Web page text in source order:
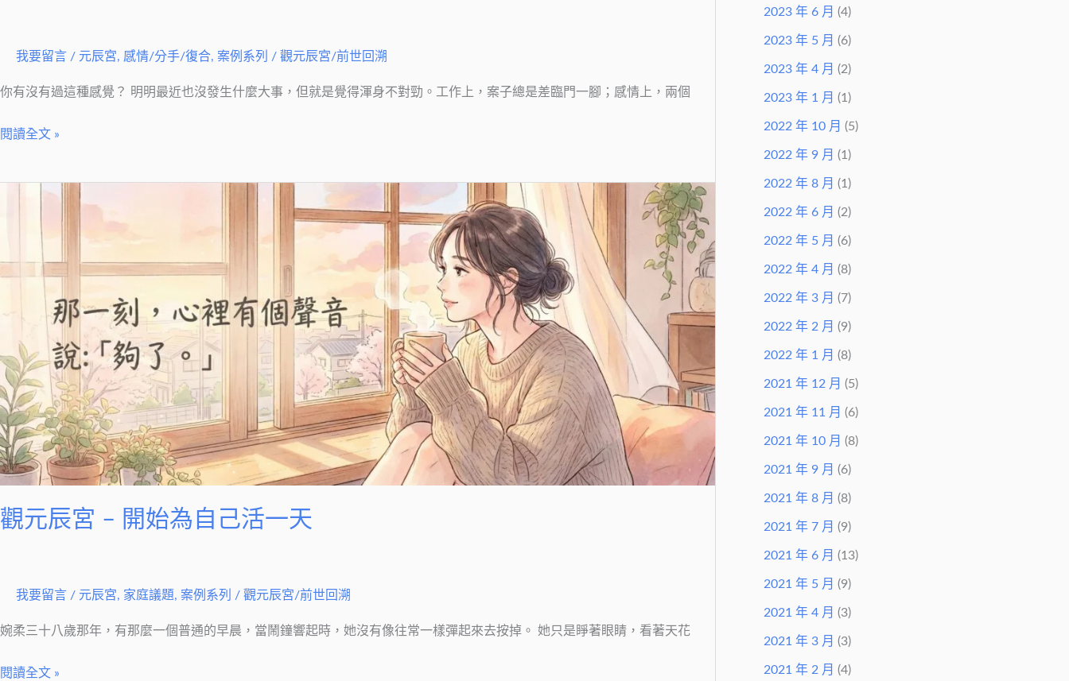
我要留言 / 元辰宮, 感情/分手/復合, 案例系列 / 觀元辰宮/前世回溯
你有沒有過這種感覺？ 明明最近也沒發生什麼大事，但就是覺得渾身不對勁。工作上，案子總是差臨門一腳；感情上，兩個
閱讀全文 »
觀元辰宮 – 開始為自己活一天
我要留言 / 元辰宮, 家庭議題, 案例系列 / 觀元辰宮/前世回溯
婉柔三十八歲那年，有那麼一個普通的早晨，當鬧鐘響起時，她沒有像往常一樣彈起來去按掉。 她只是睜著眼睛，看著天花
宮
為
自
己
活
一
天
閱讀全文 »
2023 年 6 月 (4)
2023 年 5 月 (6)
2023 年 4 月 (2)
2023 年 1 月 (1)
2022 年 10 月 (5)
2022 年 9 月 (1)
2022 年 8 月 (1)
2022 年 6 月 (2)
2022 年 5 月 (6)
2022 年 4 月 (8)
2022 年 3 月 (7)
2022 年 2 月 (9)
2022 年 1 月 (8)
2021 年 12 月 (5)
2021 年 11 月 (6)
2021 年 10 月 (8)
2021 年 9 月 (6)
2021 年 8 月 (8)
2021 年 7 月 (9)
2021 年 6 月 (13)
2021 年 5 月 (9)
2021 年 4 月 (3)
2021 年 3 月 (3)
2021 年 2 月 (4)